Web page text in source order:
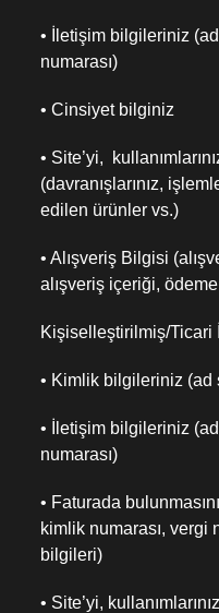
• İletişim bilgileriniz
numarası)
• Cinsiyet bilginiz
• Site’yi,
(davranışlarınız,
edilen ürünler vs.)
• Alışveriş Bilgisi
alışveriş içeriği,
Kişiselleştirilmiş/
• Kimlik bilgileriniz (ad
• İletişim bilgileriniz
numarası)
• Faturada
kimlik numarası, vergi
bilgileri)
• Site’yi,